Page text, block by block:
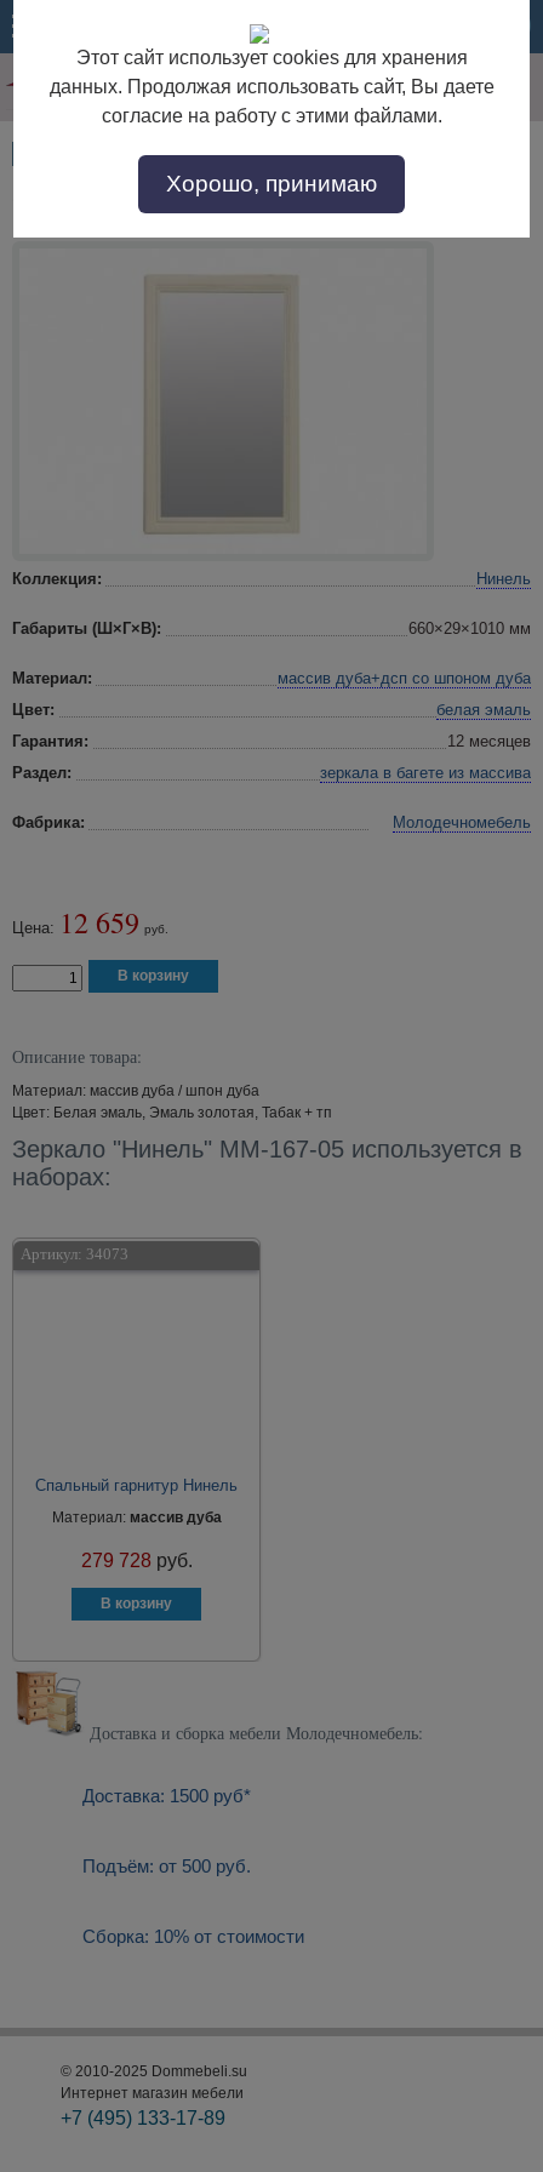
34046
Зеркало "Нинель" ММ-167-05
Коллекция: Нинель
Габариты (Ш×Г×В): 660×29×1010 мм
Материал:
массив дуба+дсп со шпоном дуба
Цвет:
белая эмаль
Гарантия:
12 месяцев
Раздел:
зеркала в багете из массива
Фабрика: Молодечномебель
Цена: 12 659 руб.
Описание товара:
Материал: массив дуба / шпон дуба
Цвет: Белая эмаль, Эмаль золотая, Табак + тп
Зеркало "Нинель" ММ-167-05 используется в
наборах:
Артикул: 34073
Спальный гарнитур Нинель
Материал: массив дуба
279 728 руб.
Доставка и сборка мебели Молодечномебель:
Доставка: 1500 руб*
Подъём: от 500 руб.
Сборка: 10% от стоимости
© 2010-2025 Dommebeli.su
Интернет магазин мебели
+7 (495) 133-17-89
Этот сайт использует cookies для хранения
данных. Продолжая использовать сайт, Вы даете
согласие на работу с этими файлами.
Хорошо, принимаю